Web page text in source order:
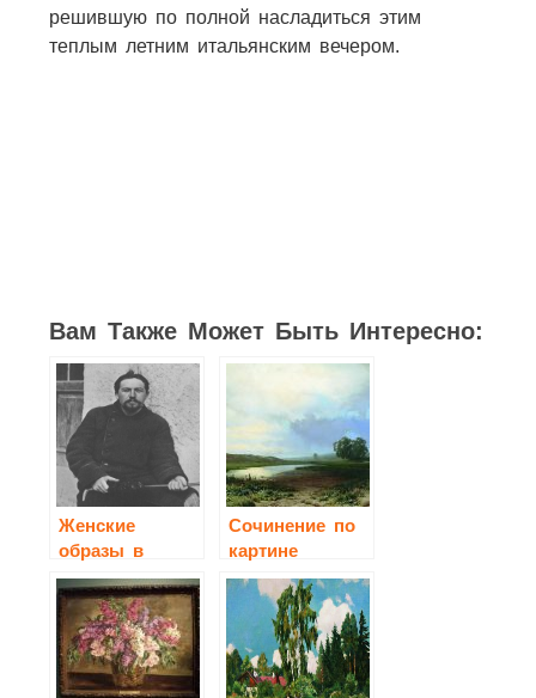
решившую по полной насладиться этим
теплым летним итальянским вечером.
Вам Также Может Быть Интересно:
Женские
образы в
рассказах
А.П.Чехова
Сочинение по
картине
«Мокрый луг»